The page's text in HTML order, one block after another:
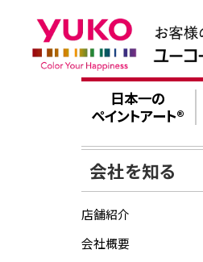
日本一の
ペイントアート®
会社を知る
店舗紹介
会社概要